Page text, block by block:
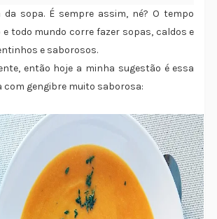
da sopa. É sempre assim, né? O tempo
todo mundo corre fazer sopas, caldos e
e saborosos.
então hoje a minha sugestão é essa
com gengibre muito saborosa: